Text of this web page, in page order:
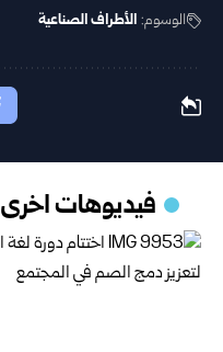
الوسوم: الأطراف الصناعية
فيديوهات اخرى